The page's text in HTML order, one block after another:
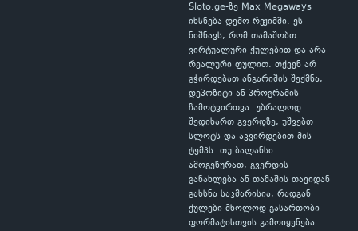
Sloto.ge-ზე Max Megaways
იხსნება დემო რეჟიმში. ეს
ნიშნავს, რომ თამაშობთ
ვირტუალური ქულებით და არა
რეალური ფულით. თქვენ არ
გჭირდებათ ანგარიშის შექმნა,
დეპოზიტი ან პროგრამის
ჩამოტვირთვა. უბრალოდ
შედიხართ გვერდზე, უშვებთ
სლოტს და აკვირდებით მის
ტემპს. თუ ბალანსი
ამოგეწურათ, გვერდის
განახლება ან თამაშის თავიდან
გახსნა საკმარისია, რადგან
ქულები მხოლოდ გასართობი
ფორმატისთვის გამოიყენება.